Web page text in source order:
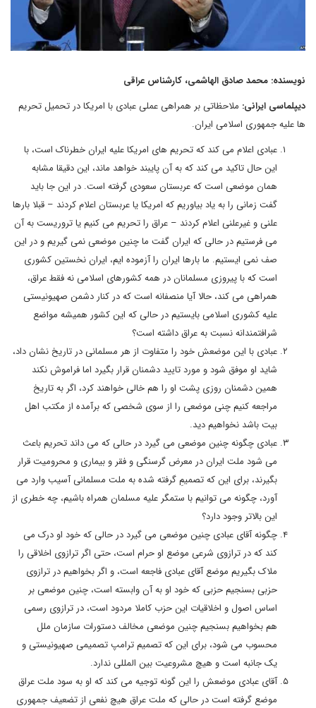
نویسنده: محمد صادق الهاشمی، کارشناس عراقی
دیپلماسی ایرانی: ملاحظاتی بر همراهی عملی عبادی با امریکا در تحمیل تحریم
ها علیه جمهوری اسلامی ایران.
عبادی اعلام می کند که تحریم های امریکا علیه ایران خطرناک است، با
این حال تاکید می کند که به آن پایبند خواهد ماند، این دقیقا مشابه
همان موضعی است که عربستان سعودی گرفته است. در این جا باید
گفت زمانی را به یاد بیاوریم که امریکا یا عربستان اعلام کردند – قبلا بارها
علنی و غیرعلنی اعلام کردند – عراق را تحریم می کنیم یا تروریست به آن
می فرستیم در حالی که ایران گفت ما چنین موضعی نمی گیریم و در این
صف نمی ایستیم. ما بارها ایران را آزموده ایم، ایران نخستین کشوری
است که با پیروزی مسلمانان در همه کشورهای اسلامی نه فقط عراق،
همراهی می کند، حالا آیا منصفانه است که در کنار دشمن صهیونیستی
علیه کشوری اسلامی بایستیم در حالی که این کشور همیشه مواضع
شرافتمندانه نسبت به عراق داشته است؟
عبادی با این موضعش خود را متفاوت از هر مسلمانی در تاریخ نشان داد،
شاید او موفق شود و مورد تایید دشمنان قرار بگیرد اما فراموش نکند
همین دشمنان روزی پشت او را هم خالی خواهند کرد، اگر به تاریخ
مراجعه کنیم چنی موضعی را از سوی شخصی که برآمده از مکتب اهل
بیت باشد نخواهیم دید.
عبادی چگونه چنین موضعی می گیرد در حالی که می داند تحریم باعث
می شود ملت ایران در معرض گرسنگی و فقر و بیماری و محرومیت قرار
بگیرند، برای این که تصمیمِ گرفته شده به ملت مسلمانی آسیب وارد می
آورد، چگونه می توانیم با ستمگر علیه مسلمان همراه باشیم، چه خطری از
این بالاتر وجود دارد؟
چگونه آقای عبادی چنین موضعی می گیرد در حالی که خود او درک می
کند که در ترازوی شرعی موضع او حرام است، حتی اگر ترازوی اخلاقی را
ملاک بگیریم موضع آقای عبادی فاجعه است، و اگر بخواهیم در ترازوی
حزبی بسنجیم حزبی که خود او به آن وابسته است، چنین موضعی بر
اساس اصول و اخلاقیات این حزب کاملا مردود است، در ترازوی رسمی
هم بخواهیم بسنجیم چنین موضعی مخالف دستورات سازمان ملل
محسوب می شود، برای این که تصمیم ترامپ تصمیمی صهیونیستی و
یک جانبه است و هیچ مشروعیت بین المللی ندارد.
آقای عبادی موضعش را این گونه توجیه می کند که او به سود ملت عراق
موضع گرفته است در حالی که ملت عراق هیچ نفعی از تضعیف جمهوری